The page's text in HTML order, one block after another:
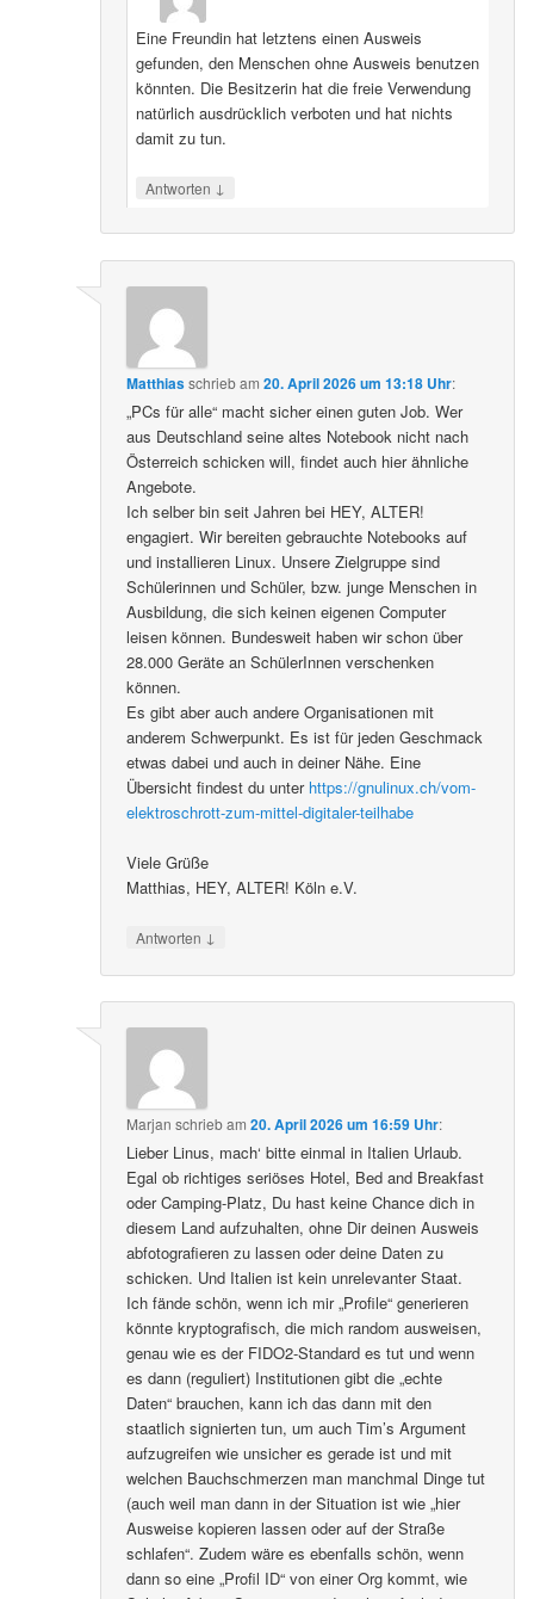
Eine Freundin hat letztens einen Ausweis
gefunden, den Menschen ohne Ausweis benutzen
könnten. Die Besitzerin hat die freie Verwendung
natürlich ausdrücklich verboten und hat nichts
damit zu tun.
Antworten ↓
Matthiasschriebam20. April 2026 um 13:18 Uhr:
„PCs für alle“ macht sicher einen guten Job. Wer
aus Deutschland seine altes Notebook nicht nach
Österreich schicken will, findet auch hier ähnliche
Angebote.
Ich selber bin seit Jahren bei HEY, ALTER!
engagiert. Wir bereiten gebrauchte Notebooks auf
und installieren Linux. Unsere Zielgruppe sind
Schülerinnen und Schüler, bzw. junge Menschen in
Ausbildung, die sich keinen eigenen Computer
leisen können. Bundesweit haben wir schon über
28.000 Geräte an SchülerInnen verschenken
können.
Es gibt aber auch andere Organisationen mit
anderem Schwerpunkt. Es ist für jeden Geschmack
etwas dabei und auch in deiner Nähe. Eine
Übersicht findest du unter https://gnulinux.ch/vom-
elektroschrott-zum-mittel-digitaler-teilhabe
Viele Grüße
Matthias, HEY, ALTER! Köln e.V.
Antworten ↓
Marjan schriebam20. April 2026 um 16:59 Uhr:
Lieber Linus, mach‘ bitte einmal in Italien Urlaub.
Egal ob richtiges seriöses Hotel, Bed and Breakfast
oder Camping-Platz, Du hast keine Chance dich in
diesem Land aufzuhalten, ohne Dir deinen Ausweis
abfotografieren zu lassen oder deine Daten zu
schicken. Und Italien ist kein unrelevanter Staat.
Ich fände schön, wenn ich mir „Profile“ generieren
könnte kryptografisch, die mich random ausweisen,
genau wie es der FIDO2-Standard es tut und wenn
es dann (reguliert) Institutionen gibt die „echte
Daten“ brauchen, kann ich das dann mit den
staatlich signierten tun, um auch Tim’s Argument
aufzugreifen wie unsicher es gerade ist und mit
welchen Bauchschmerzen man manchmal Dinge tut
(auch weil man dann in der Situation ist wie „hier
Ausweise kopieren lassen oder auf der Straße
schlafen“. Zudem wäre es ebenfalls schön, wenn
dann so eine „Profil ID“ von einer Org kommt, wie